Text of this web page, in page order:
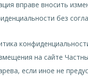
вправе вносить
без
на сайте
если иное не